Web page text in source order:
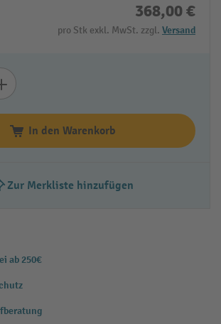
368,00 €
pro Stk exkl. MwSt. zzgl. Versand
In den Warenkorb
Zur Merkliste hinzufügen
ab 250€